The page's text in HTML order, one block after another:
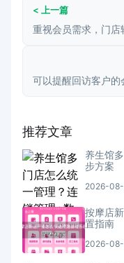
< 上一篇
重视会员需求，门店
可以提醒回访客户的
推荐文章
养生馆
步方案
2026-
按摩店
置指南
2026-